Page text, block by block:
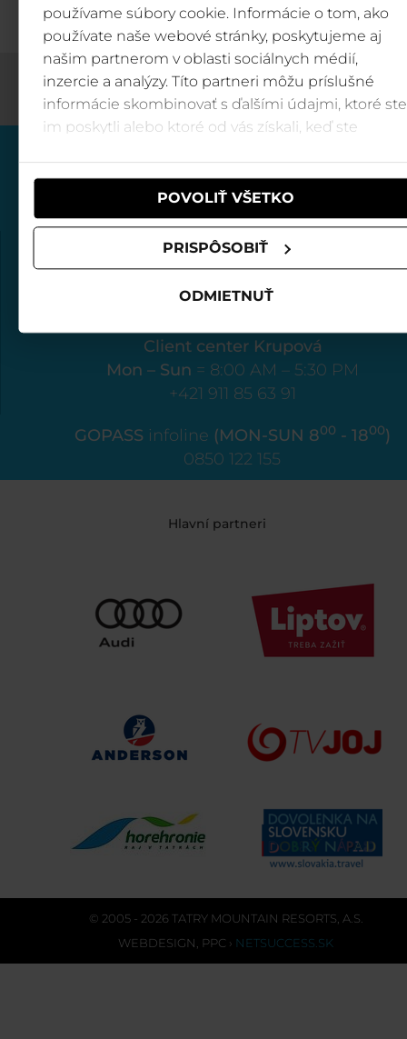
používame súbory cookie. Informácie o tom, ako
používate naše webové stránky, poskytujeme aj
našim partnerom v oblasti sociálnych médií,
inzercie a analýzy. Títo partneri môžu príslušné
informácie skombinovať s ďalšími údajmi, ktoré ste
im poskytli alebo ktoré od vás získali, keď ste
POVOLIŤ VŠETKO
PRISPÔSOBIŤ
ODMIETNUŤ
Client center Biela púť
Mon – Sun= 8:00 AM – 5:30 PM
+421 907 88 66 44
Client center Krupová
Mon – Sun = 8:00 AM – 5:30 PM
+421 911 85 63 91
GOPASS infoline (MON-SUN 800 - 1800)
0850 122 155
Hlavní partneri
© 2005 - 2026 TATRY MOUNTAIN RESORTS, A.S.
WEBDESIGN PPC › NETSUCCESS.SK